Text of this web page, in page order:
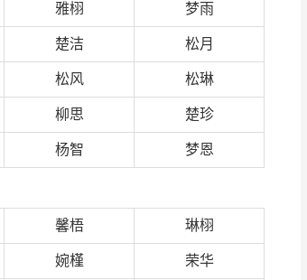
雅栩 梦雨
楚洁 松月
松风 松琳
柳思 楚珍
杨智 梦恩
馨梧 琳栩
婉槿 荣华